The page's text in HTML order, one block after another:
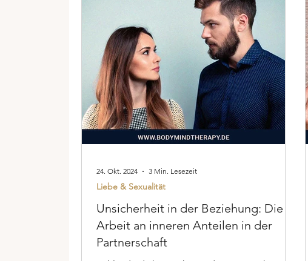
Unsicherheit in der Beziehung: Die
Arbeit an inneren Anteilen in der
Partnerschaft
Liebe & Sexualität
24. Okt. 2024 3 Min. Lesezeit